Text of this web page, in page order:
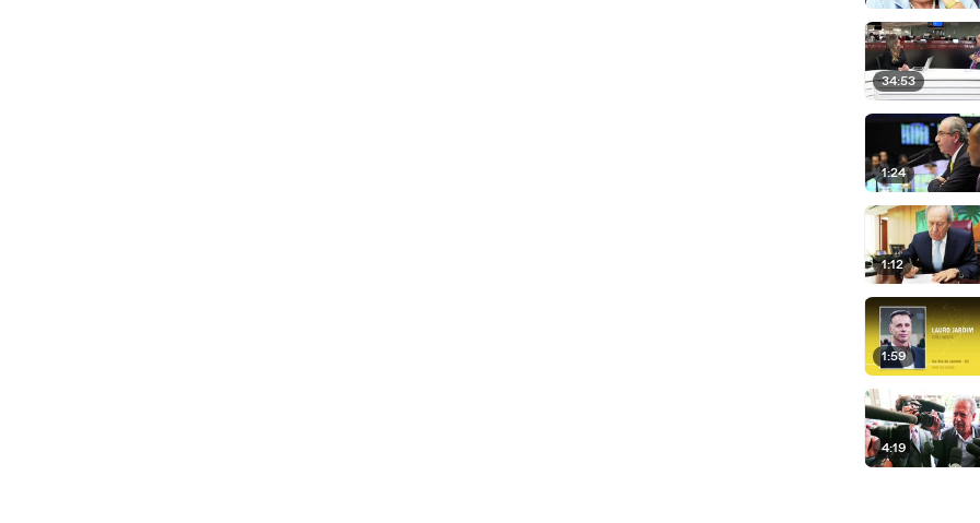
34:53
1:24
1:12
1:59
4:19